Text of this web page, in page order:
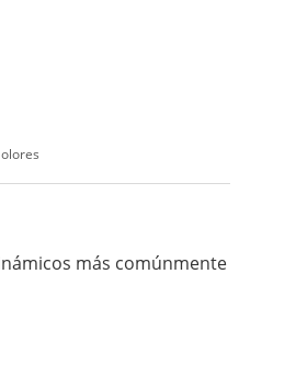
más comúnmente